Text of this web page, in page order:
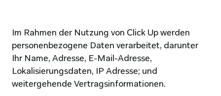
Im Rahmen der Nutzung von Click Up werden
personenbezogene Daten verarbeitet, darunter
Ihr Name, Adresse, E-Mail-Adresse,
Lokalisierungsdaten, IP Adresse; und
weitergehende Vertragsinformationen.